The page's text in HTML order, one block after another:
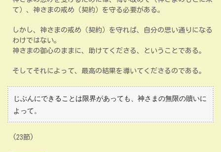
て）、神さまの戒め（契約）を守る必要がある。
しかし、神さまの戒め（契約）を守れば、自分の思い通りになる
わけではない。
神さまの御心のままに、助けてくださる、ということである。
そしてそれによって、最高の結果を導いてくださるのである。
じぶんにできることは限界があっても、神さまの無限の贖いに
よって。
(23節)